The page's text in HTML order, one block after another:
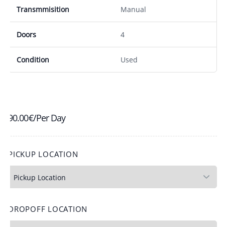
Transmmisition Manual
Doors 4
Condition Used
90.00€/Per Day
PICKUP LOCATION
DROPOFF LOCATION